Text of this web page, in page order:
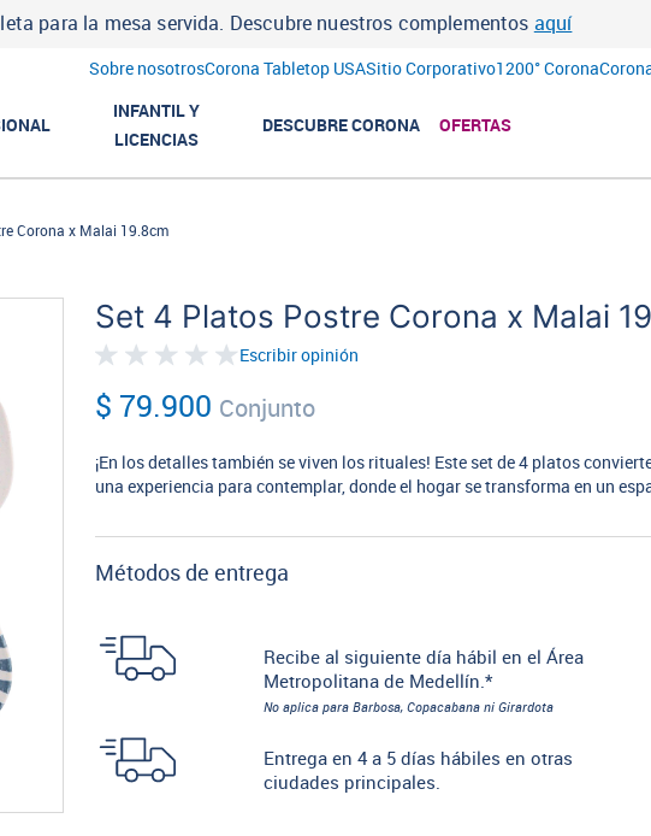
para la mesa servida. Descubre nuestros complementos aquí
Sobre nosotrosCorona Tabletop USASitio Corporativo1200° Corona
INFANTIL Y
LICENCIAS
DESCUBRE CORONA OFERTAS
Corona x Malai 19.8cm
Set 4 Platos Postre Corona x Malai
Escribir opinión
$ 79.900 Conjunto
¡En los detalles también se viven los rituales! Este set de 4 platos
una experiencia para contemplar, donde el hogar se transforma en un
Métodos de entrega
Recibe al siguiente día hábil en el Área
Metropolitana de Medellín.*
No aplica para Barbosa, Copacabana ni Girardota
Entrega en 4 a 5 días hábiles en otras
ciudades principales.